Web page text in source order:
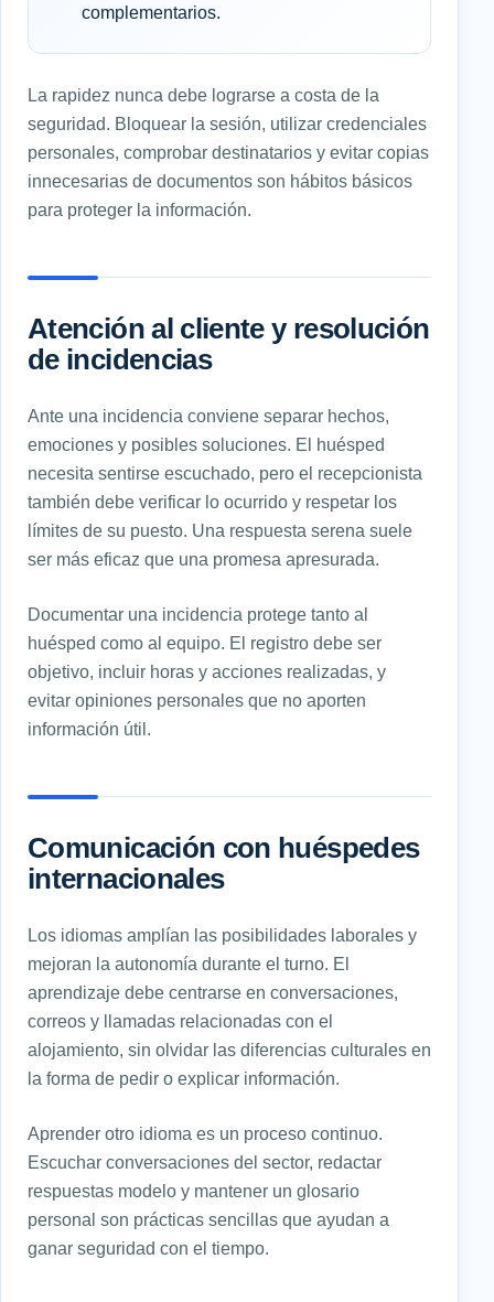
complementarios.
La rapidez nunca debe lograrse a costa de la
seguridad. Bloquear la sesión, utilizar credenciales
personales, comprobar destinatarios y evitar copias
innecesarias de documentos son hábitos básicos
para proteger la información.
Atención al cliente y resolución
de incidencias
Ante una incidencia conviene separar hechos,
emociones y posibles soluciones. El huésped
necesita sentirse escuchado, pero el recepcionista
también debe verificar lo ocurrido y respetar los
límites de su puesto. Una respuesta serena suele
ser más eficaz que una promesa apresurada.
Documentar una incidencia protege tanto al
huésped como al equipo. El registro debe ser
objetivo, incluir horas y acciones realizadas, y
evitar opiniones personales que no aporten
información útil.
Comunicación con huéspedes
internacionales
Los idiomas amplían las posibilidades laborales y
mejoran la autonomía durante el turno. El
aprendizaje debe centrarse en conversaciones,
correos y llamadas relacionadas con el
alojamiento, sin olvidar las diferencias culturales en
la forma de pedir o explicar información.
Aprender otro idioma es un proceso continuo.
Escuchar conversaciones del sector, redactar
respuestas modelo y mantener un glosario
personal son prácticas sencillas que ayudan a
ganar seguridad con el tiempo.